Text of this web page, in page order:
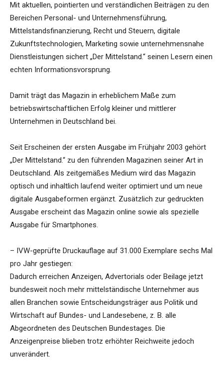
Mit aktuellen, pointierten und verständlichen Beiträgen zu den
Bereichen Personal- und Unternehmensführung,
Mittelstandsfinanzierung, Recht und Steuern, digitale
Zukunftstechnologien, Marketing sowie unternehmensnahe
Dienstleistungen sichert „Der Mittelstand.“ seinen Lesern einen
echten Informationsvorsprung.
Damit trägt das Magazin in erheblichem Maße zum
betriebswirtschaftlichen Erfolg kleiner und mittlerer
Unternehmen in Deutschland bei.
Seit Erscheinen der ersten Ausgabe im Frühjahr 2003 gehört
„Der Mittelstand.“ zu den führenden Magazinen seiner Art in
Deutschland. Als zeitgemäßes Medium wird das Magazin
optisch und inhaltlich laufend weiter optimiert und um neue
digitale Ausgabeformen ergänzt. Zusätzlich zur gedruckten
Ausgabe erscheint das Magazin online sowie als spezielle
Ausgabe für Smartphones.
– IVW-geprüfte Druckauflage auf 31.000 Exemplare sechs Mal
pro Jahr gestiegen:
Dadurch erreichen Anzeigen, Advertorials oder Beilage jetzt
bundesweit noch mehr mittelständische Unternehmer aus
allen Branchen sowie Entscheidungsträger aus Politik und
Wirtschaft auf Bundes- und Landesebene, z. B. alle
Abgeordneten des Deutschen Bundestages. Die
Anzeigenpreise blieben trotz erhöhter Reichweite jedoch
unverändert.